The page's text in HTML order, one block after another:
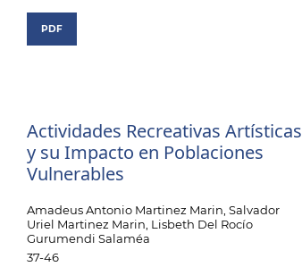
PDF
Actividades Recreativas Artísticas
y su Impacto en Poblaciones
Vulnerables
Amadeus Antonio Martinez Marin, Salvador
Uriel Martinez Marin, Lisbeth Del Rocío
Gurumendi Salaméa
37-46